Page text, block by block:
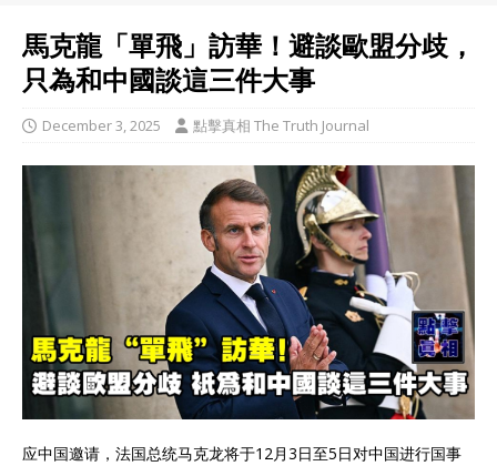
馬克龍「單飛」訪華！避談歐盟分歧，
只為和中國談這三件大事
December 3, 2025 點擊真相 The Truth Journal
应中国邀请，法国总统马克龙将于12月3日至5日对中国进行国事